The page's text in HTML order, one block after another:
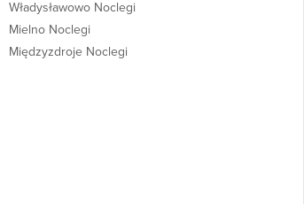
Władysławowo Noclegi
Mielno Noclegi
Międzyzdroje Noclegi